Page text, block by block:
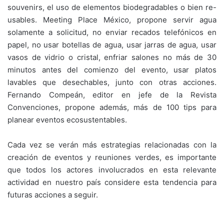
souvenirs, el uso de elementos biodegradables o bien re-
usables. Meeting Place México, propone servir agua
solamente a solicitud, no enviar recados telefónicos en
papel, no usar botellas de agua, usar jarras de agua, usar
vasos de vidrio o cristal, enfriar salones no más de 30
minutos antes del comienzo del evento, usar platos
lavables que desechables, junto con otras acciones.
Fernando Compeán, editor en jefe de la Revista
Convenciones, propone además, más de 100 tips para
planear eventos ecosustentables.
Cada vez se verán más estrategias relacionadas con la
creación de eventos y reuniones verdes, es importante
que todos los actores involucrados en esta relevante
actividad en nuestro país considere esta tendencia para
futuras acciones a seguir.